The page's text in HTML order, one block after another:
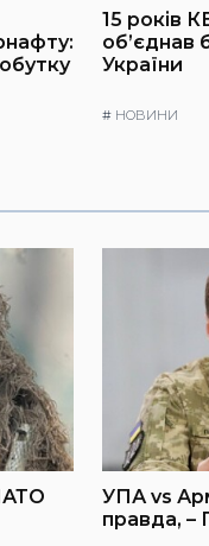
15 років
об’єднав
України
# НОВИНИ
УПА vs
правда,